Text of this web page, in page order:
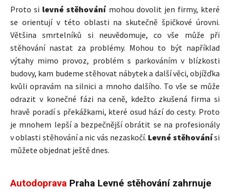
Proto si levné stěhovánímohou dovolit jen firmy, které
se orientují v této oblasti na skutečně špičkové úrovni.
Většina smrtelníků si neuvědomuje, co vše může při
stěhování nastat za problémy. Mohou to být například
výtahy mimo provoz, problém s parkováním v blízkosti
budovy, kam budeme stěhovat nábytek a další věci, objížďka
kvůli opravám na silnici a mnoho dalšího. To vše se může
odrazit v konečné fázi na ceně, kdežto zkušená firma si
hravě poradí s překážkami, které osud hází do cesty. Proto
je mnohem lepší a bezpečnější obrátit se na profesionály
v oblasti stěhování a nic vás nezaskočí. Levné stěhovánísi
můžete objednat ještě dnes.
Autodoprava Praha Levné stěhování zahrnuje